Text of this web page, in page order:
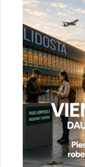
Saistītas tēmas
Aktualitātes: Jaunumi
Drukāt lapu
Dalīties